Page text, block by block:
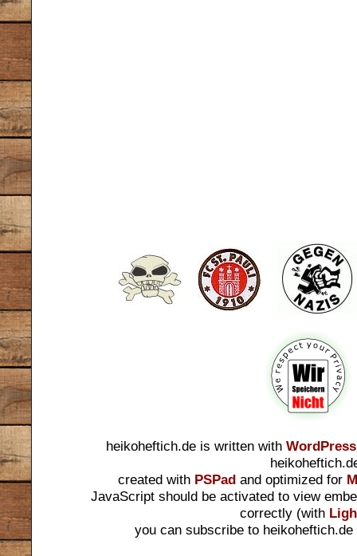
heikoheftich.de is written with WordPress
created with PSPadand optimized for
JavaScript should be activated to view
correctly (with
you can subscribe to